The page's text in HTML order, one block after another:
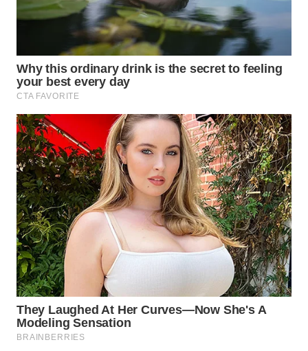
WAHANA
WAHANA
OTOMOTIF
WAHANA
HEALTH
WAHANA
DESA
WISATA
LAPAK
WAHANA
Wahana
Network
KONSUMEN
LISTRIK